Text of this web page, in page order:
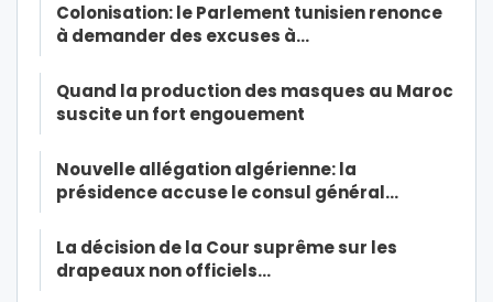
Colonisation: le Parlement tunisien renonce
à demander des excuses à…
Quand la production des masques au Maroc
suscite un fort engouement
Nouvelle allégation algérienne: la
présidence accuse le consul général…
La décision de la Cour suprême sur les
drapeaux non officiels…